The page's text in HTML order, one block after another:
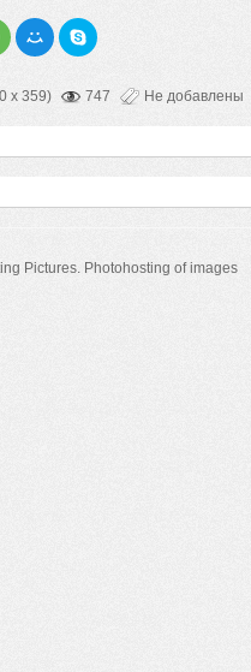
x 359) 747 Не добавлены
Pictures. Photohosting of images